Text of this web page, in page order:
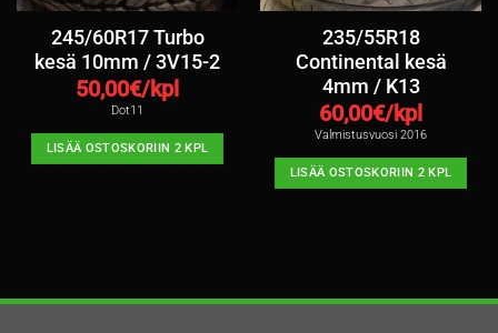
245/60R17 Turbo
kesä 10mm / 3V15-2
50,00€/kpl
Dot11
LISÄÄ OSTOSKORIIN 2 KPL
235/55R18
Continental kesä
4mm / K13
60,00€/kpl
Valmistusvuosi 2016
LISÄÄ OSTOSKORIIN 2 KPL